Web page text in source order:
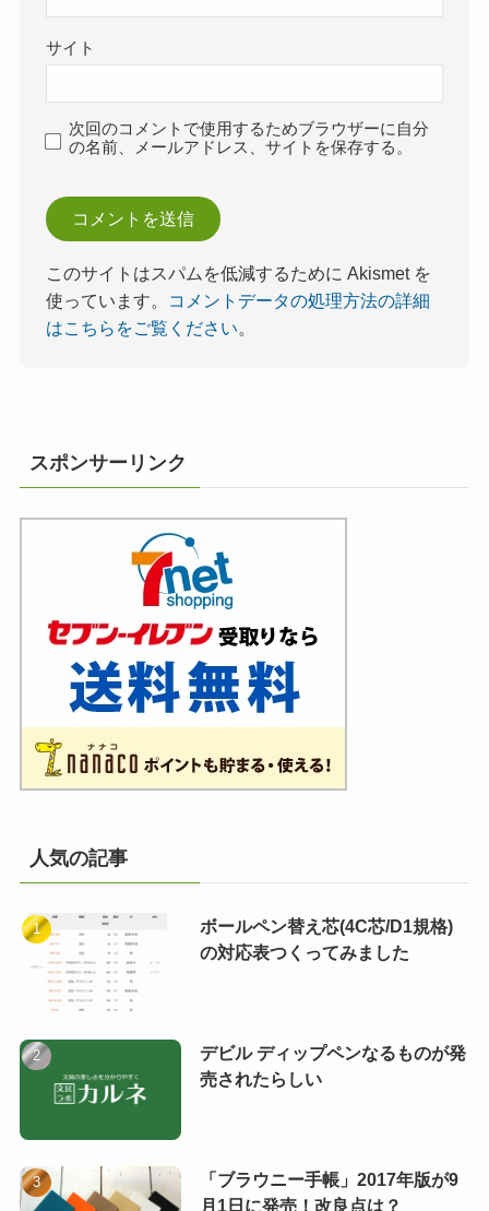
サイト
次回のコメントで使用するためブラウザーに自分
の名前、メールアドレス、サイトを保存する。
このサイトはスパムを低減するために Akismet を
使っています。
コメントデータの処理方法の詳細
はこちらをご覧ください
スポンサーリンク
人気の記事
ボールペン替え芯(4C芯/D1規格)
の対応表つくってみました
デビル ディップペンなるものが発
売されたらしい
「ブラウニー手帳」2017年版が9
月1日に発売！改良点は？